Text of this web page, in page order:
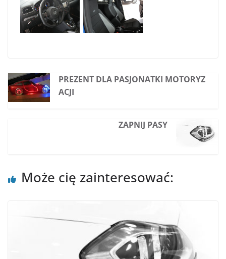
PREZENT DLA PASJONATKI MOTORYZ
ACJI
ZAPNIJ PASY
Może cię zainteresować: